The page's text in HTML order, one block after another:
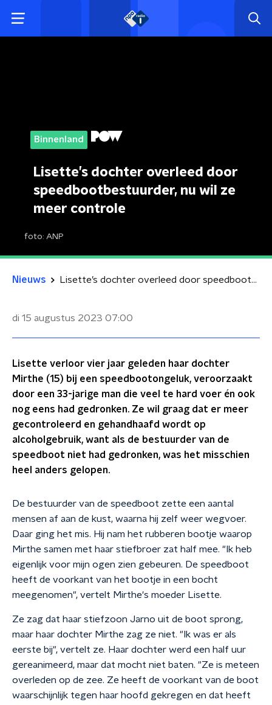
Binnenland
Lisette’s dochter overleed door
speedbootbestuurder, nu wil ze
meer controle
foto: ANP
Nieuws Lisette’s dochter overleed door speedbootbestuurder, nu wil ze meer controle
di 15 augustus 2023 07:00
Lisette verloor vier jaar geleden haar dochter
Mirthe (15) bij een speedbootongeluk, veroorzaakt
door een 33-jarige man die veel te hard voer én ook
nog eens had gedronken. Ze wil graag dat er meer
gecontroleerd en gehandhaafd wordt op
alcoholgebruik, want als de bestuurder van de
speedboot niet had gedronken, was het misschien
heel anders gelopen.
De bestuurder van de speedboot zette een aantal
mensen af aan de kust, waarna hij zelf weer wegvoer.
Daar ging het mis. Hij nam het rubberen bootje waarop
Mirthe samen met haar stiefbroer zat half mee. "Ik heb
eigenlijk voor mijn ogen zien gebeuren. De speedboot
heeft de voorkant van het bootje in een bocht
meegenomen", vertelt Mirthe's moeder Lisette.
Ze zag dat haar stiefzoon Jarno uit de boot sprong,
maar haar dochter Mirthe zag ze niet. "Ik was er als
eerste bij", vertelt ze. Haar dochter werd een half uur
gereanimeerd, maar dat mocht niet baten. "Ze is meteen
overleden op de zee. Ze heeft de voorkant van de boot
waarschijnlijk tegen haar hoofd gekregen en dat heeft